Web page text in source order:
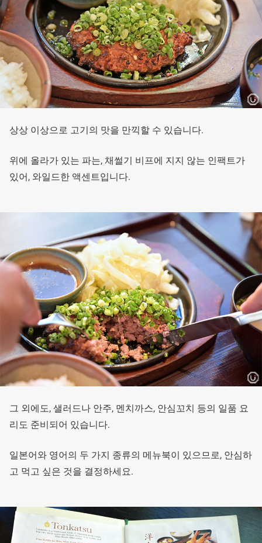
상상 이상으로 고기의 맛을 만끽할 수 있습니다.
위에 올라가 있는 파는, 채썰기 비프에 지지 않는 인팩트가
있어, 와일드한 액센트입니다.
그 외에도, 샐러드나 안주, 멘치까스, 안심꼬치 등의 일품 요
리도 준비되어 있습니다.
일본어와 영어의 두 가지 종류의 메뉴북이 있으므로, 안심하
고 먹고 싶은 것을 결정하세요.